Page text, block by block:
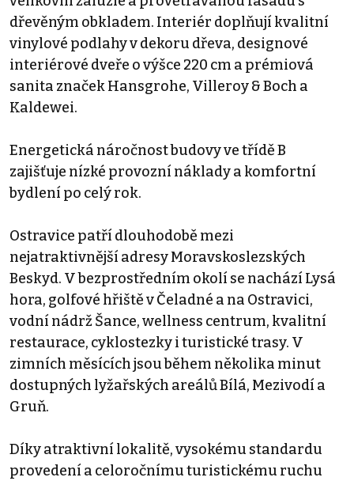
dřevěným obkladem. Interiér doplňují kvalitní
vinylové podlahy v dekoru dřeva, designové
interiérové ​​dveře o výšce 220 cm a prémiová
sanita značek Hansgrohe, Villeroy & Boch a
Kaldewei.
Energetická náročnost budovy ve třídě B
zajišťuje nízké provozní náklady a komfortní
bydlení po celý rok.
Ostravice patří dlouhodobě mezi
nejatraktivnější adresy Moravskoslezských
Beskyd. V bezprostředním okolí se nachází Lysá
hora, golfové hřiště v Čeladné a na Ostravici,
vodní nádrž Šance, wellness centrum, kvalitní
restaurace, cyklostezky i turistické trasy. V
zimních měsících jsou během několika minut
dostupných lyžařských areálů Bílá, Mezivodí a
Gruň.
Díky atraktivní lokalitě, vysokému standardu
provedení a celoročnímu turistickému ruchu